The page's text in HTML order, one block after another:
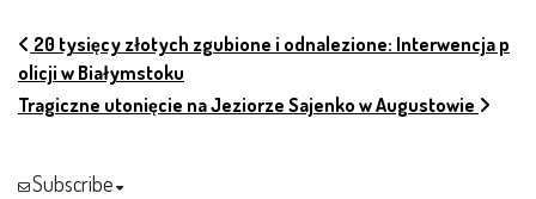
NAWIGACJA PO ARTYKUŁACH
20 tysięcy złotych zgubione i odnalezione: Interwencja p
olicji w Białymstoku
Tragiczne utonięcie na Jeziorze Sajenko w Augustowie
Subscribe